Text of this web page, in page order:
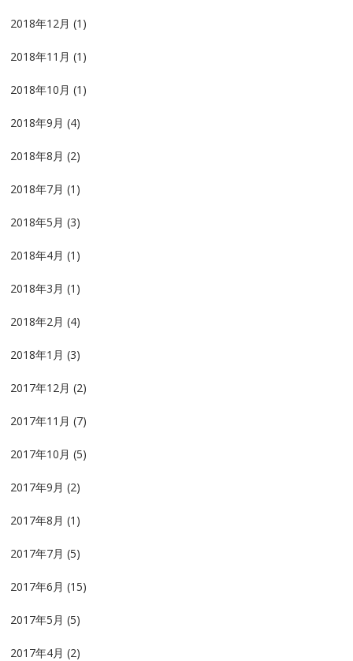
2018年12月 (1)
2018年11月 (1)
2018年10月 (1)
2018年9月 (4)
2018年8月 (2)
2018年7月 (1)
2018年5月 (3)
2018年4月 (1)
2018年3月 (1)
2018年2月 (4)
2018年1月 (3)
2017年12月 (2)
2017年11月 (7)
2017年10月 (5)
2017年9月 (2)
2017年8月 (1)
2017年7月 (5)
2017年6月 (15)
2017年5月 (5)
2017年4月 (2)